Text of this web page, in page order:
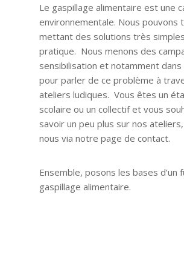
Le gaspillage alimentaire est une
environnementale. Nous pouvons
mettant des solutions très
pratique. Nous menons des
sensibilisation et notamment dans
pour parler de ce problème à
ateliers ludiques. Vous êtes un
scolaire ou un collectif et vous
savoir un peu plus sur nos
nous via notre page de contact.
Ensemble, posons les bases d’un
gaspillage alimentaire.